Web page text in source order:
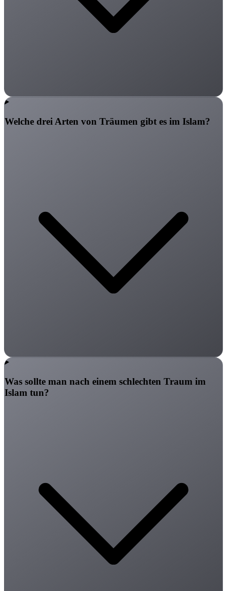
Welche drei Arten von Träumen gibt es im Islam?
Was sollte man nach einem schlechten Traum im
Islam tun?